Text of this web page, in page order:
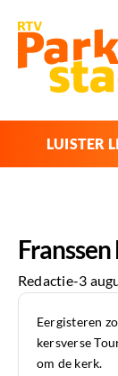
LUISTER
Redactie-3
Eergisteren
kersverse
om de kerk.